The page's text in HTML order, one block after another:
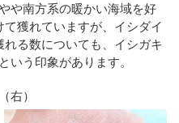
や南方系の暖かい海域を好
獲れていますが、イシダイ
る数についても、イシガキ
いう印象があります。
右）